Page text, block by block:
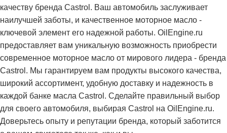
качеству бренда Castrol. Ваш автомобиль заслуживает
наилучшей заботы, и качественное моторное масло -
ключевой элемент его надежной работы. OilEngine.ru
предоставляет вам уникальную возможность приобрести
современное моторное масло от мирового лидера - бренда
Castrol. Мы гарантируем вам продукты высокого качества,
широкий ассортимент, удобную доставку и надежность в
каждой банке масла Castrol. Сделайте правильный выбор
для своего автомобиля, выбирая Castrol на OilEngine.ru.
Доверьтесь опыту и репутации бренда, который заботится